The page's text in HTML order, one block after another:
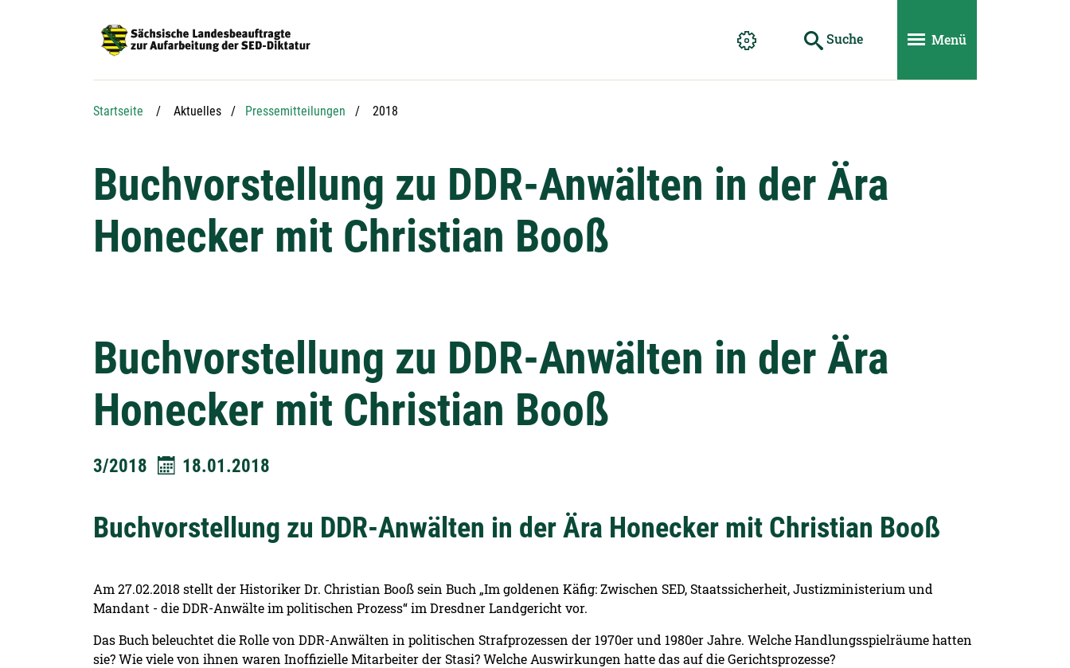
Suche Menü
Startseite Aktuelles Pressemitteilungen Aktuelle Seite:
2018
Buchvorstellung zu DDR-Anwälten in der Ära
Honecker mit Christian Booß
Buchvorstellung zu DDR-Anwälten in der Ära
Honecker mit Christian Booß
3/2018 18.01.2018
Buchvorstellung zu DDR-Anwälten in der Ära Honecker mit Christian Booß
Am 27.02.2018 stellt der Historiker Dr. Christian Booß sein Buch „Im goldenen Käfig: Zwischen SED, Staatssicherheit, Justizministerium und
Mandant - die DDR-Anwälte im politischen Prozess“ im Dresdner Landgericht vor.
Das Buch beleuchtet die Rolle von DDR-Anwälten in politischen Strafprozessen der 1970er und 1980er Jahre. Welche Handlungsspielräume hatten
sie? Wie viele von ihnen waren Inoffizielle Mitarbeiter der Stasi? Welche Auswirkungen hatte das auf die Gerichtsprozesse?